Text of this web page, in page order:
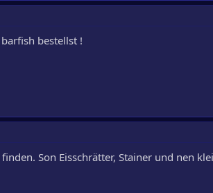
bestellst !
Son Eisschrätter, Stainer und nen